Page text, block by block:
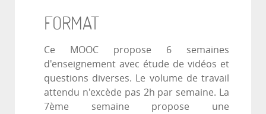
FORMAT
Ce MOOC propose 6 semaines
d'enseignement avec étude de vidéos et
questions diverses. Le volume de travail
attendu n'excède pas 2h par semaine. La
7ème semaine propose une